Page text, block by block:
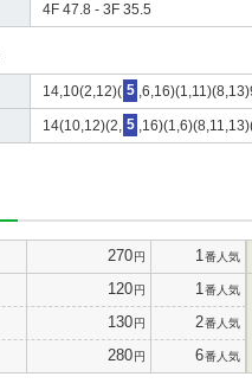
4F 47.8 - 3F 35.5
14,10(2,12)( 5
14(10,12)(2, 5
270円 1 番人気
120円 1 番人気
130円 2番人気
280円 6番人気